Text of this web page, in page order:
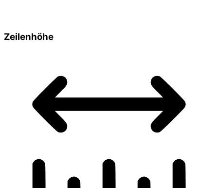
Zeilenhöhe